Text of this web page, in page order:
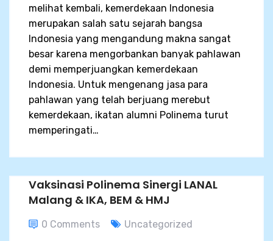
melihat kembali, kemerdekaan Indonesia
merupakan salah satu sejarah bangsa
Indonesia yang mengandung makna sangat
besar karena mengorbankan banyak pahlawan
demi memperjuangkan kemerdekaan
Indonesia. Untuk mengenang jasa para
pahlawan yang telah berjuang merebut
kemerdekaan, ikatan alumni Polinema turut
memperingati…
Vaksinasi Polinema Sinergi LANAL
Malang & IKA, BEM & HMJ
0 Comments Uncategorized